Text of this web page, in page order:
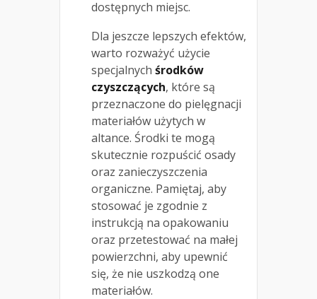
dostępnych miejsc.
Dla jeszcze lepszych efektów,
warto rozważyć użycie
specjalnych środków
czyszczących, które są
przeznaczone do pielęgnacji
materiałów użytych w
altance. Środki te mogą
skutecznie rozpuścić osady
oraz zanieczyszczenia
organiczne. Pamiętaj, aby
stosować je zgodnie z
instrukcją na opakowaniu
oraz przetestować na małej
powierzchni, aby upewnić
się, że nie uszkodzą one
materiałów.